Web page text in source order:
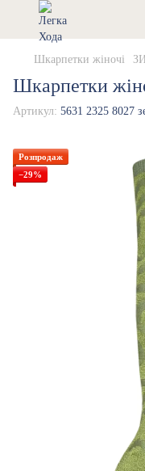
Шкарпетки жіночі
Шкарпетки
Артикул: 5631 2325 8027
Розпродаж
−29%